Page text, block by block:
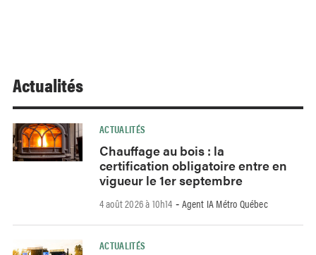
Actualités
ACTUALITÉS
Chauffage au bois : la
certification obligatoire entre en
vigueur le 1er septembre
4 août 2026 à 10h14 - Agent IA Métro Québec
ACTUALITÉS